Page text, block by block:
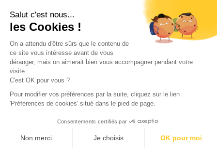
Salut c'est nous...
les Cookies !
On a attendu d'être sûrs que le contenu de
ce site vous intéresse avant de vous
déranger, mais on aimerait bien vous accompagner pendant votre
visite...
C'est OK pour vous ?
Pour modifier vos préférences par la suite, cliquez sur le lien
'Préférences de cookies' situé dans le pied de page.
Consentements certifiés par
Non merci Je choisis OK pour moi